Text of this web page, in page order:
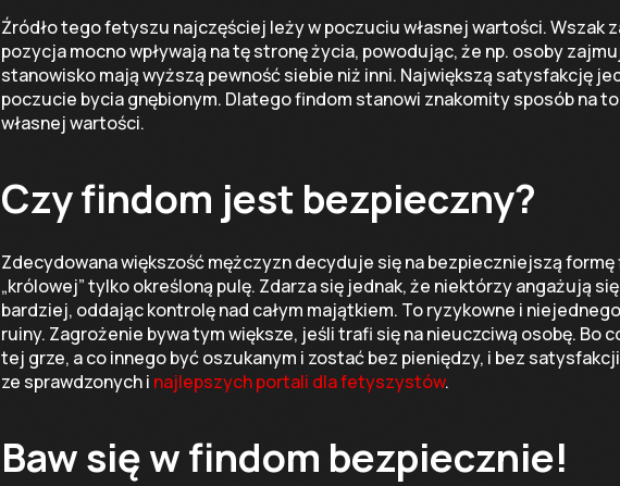
Źródło tego fetyszu najczęściej leży w poczuciu własnej wartości. Wszak
pozycja mocno wpływają na tę stronę życia, powodując, że np. osoby
stanowisko mają wyższą pewność siebie niż inni. Największą satysfakcję
poczucie bycia gnębionym. Dlatego findom stanowi znakomity sposób na
własnej wartości.
Czy findom jest bezpieczny?
Zdecydowana większość mężczyzn decyduje się na bezpieczniejszą
„królowej” tylko określoną pulę. Zdarza się jednak, że niektórzy angażują
bardziej, oddając kontrolę nad całym majątkiem. To ryzykowne i
ruiny. Zagrożenie bywa tym większe, jeśli trafi się na nieuczciwą osobę. Bo
tej grze, a co innego być oszukanym i zostać bez pieniędzy, i bez
ze sprawdzonych i najlepszych portali dla fetyszystów.
Baw się w findom bezpiecznie!